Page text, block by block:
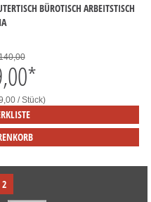
BÜROTISCH ARBEITSTISCH
*
/ Stück)
2